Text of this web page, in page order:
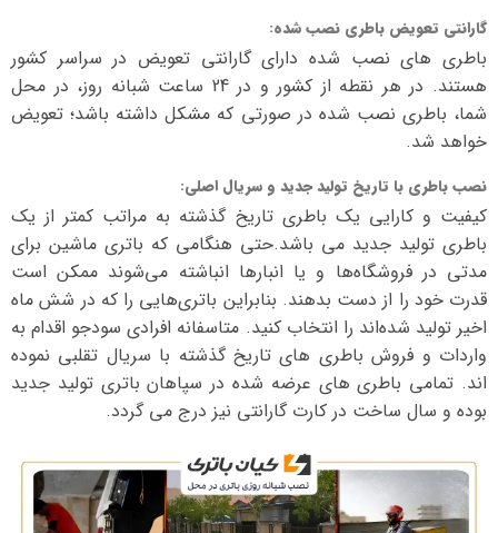
گارانتی تعویض باطری نصب شده:
باطری های نصب شده دارای گارانتی تعویض در سراسر کشور
هستند. در هر نقطه از کشور و در 24 ساعت شبانه روز، در محل
شما، باطری نصب شده در صورتی که مشکل داشته باشد؛ تعویض
خواهد شد.
نصب باطری با تاریخ تولید جدید و سریال اصلی:
کیفیت و کارایی یک باطری تاریخ گذشته به مراتب کمتر از یک
باطری تولید جدید می باشد.حتی هنگامی که باتری ماشین برای
مدتی در فروشگاه‌ها و یا انبارها انباشته می‌شوند ممکن است
قدرت خود را از دست بدهند. بنابراین باتری‌هایی را که در شش ماه
اخیر تولید شده‌اند را انتخاب کنید. متاسفانه افرادی سودجو اقدام به
واردات و فروش باطری های تاریخ گذشته با سریال تقلبی نموده
اند. تمامی باطری های عرضه شده در سپاهان باتری تولید جدید
بوده و سال ساخت در کارت گارانتی نیز درج می گردد.
نمایشگر
ویدیو